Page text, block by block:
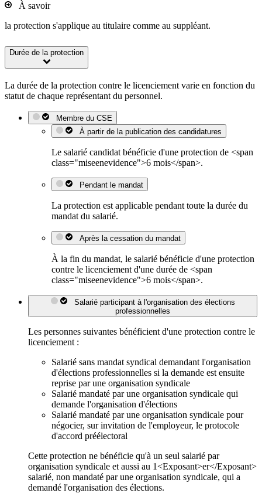
À savoir
la protection s'applique au titulaire comme au suppléant.
Durée de la protection
La durée de la protection contre le licenciement varie en fonction du
statut de chaque représentant du personnel.
Membre du CSE
À partir de la publication des candidatures
Le salarié candidat bénéficie d'une protection de <span
class="miseenevidence">6 mois</span>.
Pendant le mandat
La protection est applicable pendant toute la durée du
mandat du salarié.
Après la cessation du mandat
À la fin du mandat, le salarié bénéficie d'une protection
contre le licenciement d'une durée de <span
class="miseenevidence">6 mois</span>.
Salarié participant à l'organisation des élections
professionnelles
Les personnes suivantes bénéficient d'une protection contre le
licenciement :
Salarié sans mandat syndical demandant l'organisation
d'élections professionnelles si la demande est ensuite
reprise par une organisation syndicale
Salarié mandaté par une organisation syndicale qui
demande l'organisation d'élections
Salarié mandaté par une organisation syndicale pour
négocier, sur invitation de l'employeur, le protocole
d'accord préélectoral
Cette protection ne bénéficie qu'à un seul salarié par
organisation syndicale et aussi au 1<Exposant>er</Exposant>
salarié, non mandaté par une organisation syndicale, qui a
demandé l'organisation des élections.